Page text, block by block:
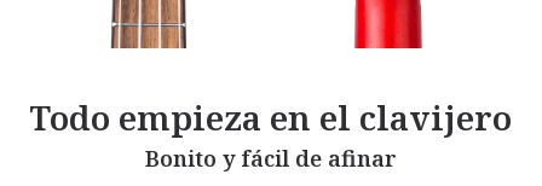
Todo empieza en el clavijero
Bonito y fácil de afinar